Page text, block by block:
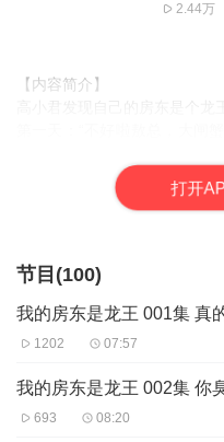
2.44万
【内容简介】
第一天：“不好啦敖总，大闸
敖孪：“准备一下，今晚吃大闸
第二天：“不好啦敖总，发大
第N天：“不好啦敖总，孙悟空
敖孪：“准备一下，等着继承我
第N+1天：“不好啦敖总，哪吒
敖孪：“准备一下，等着继承我
【购买须知】
、版权归原作者所有，严禁
打开A
节目(100)
我的房东是龙王 001集 真
1202 07:57
我的房东是龙王 002集 你
693 08:20